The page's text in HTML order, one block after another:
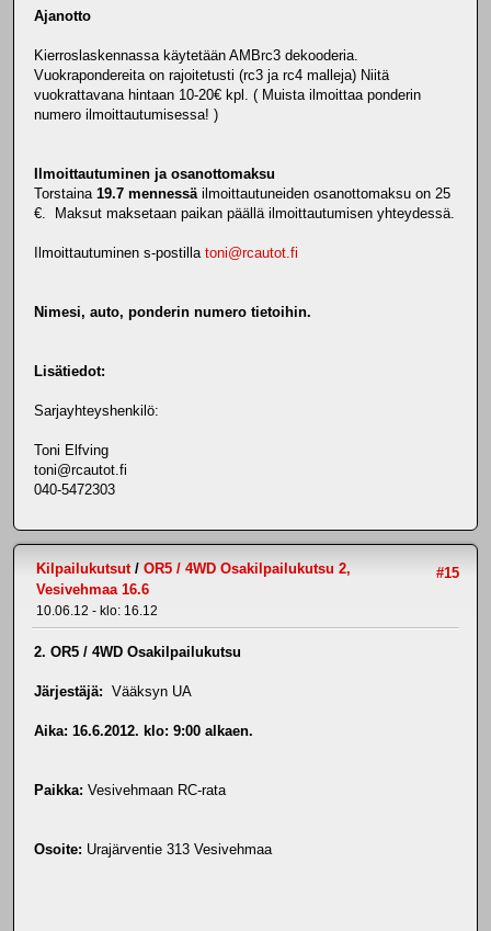
Ajanotto
Kierroslaskennassa käytetään AMBrc3 dekooderia.
Vuokrapondereita on rajoitetusti (rc3 ja rc4 malleja) Niitä
vuokrattavana hintaan 10-20€ kpl. ( Muista ilmoittaa ponderin
numero ilmoittautumisessa! )
Ilmoittautuminen ja osanottomaksu
Torstaina 19.7 mennessäilmoittautuneiden osanottomaksu on 25
€. Maksut maksetaan paikan päällä ilmoittautumisen yhteydessä.
Ilmoittautuminen s-postilla toni@rcautot.fi
Nimesi, auto, ponderin numero tietoihin.
Lisätiedot:
Sarjayhteyshenkilö:
Toni Elfving
toni@rcautot.fi
040-5472303
#15
Kilpailukutsut/ OR5 / 4WD Osakilpailukutsu 2,
Vesivehmaa 16.6
10.06.12 - klo: 16.12
2. OR5 / 4WD Osakilpailukutsu
Järjestäjä: Vääksyn UA
Aika: 16.6.2012. klo: 9:00 alkaen.
Paikka: Vesivehmaan RC-rata
Osoite: Urajärventie 313 Vesivehmaa